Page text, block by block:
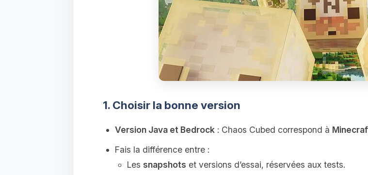
1. Choisir la bonne version
Version Java et Bedrock: Chaos Cubed correspond à
Fais la différence entre :
Les snapshots et versions d’essai, réservées aux tests.